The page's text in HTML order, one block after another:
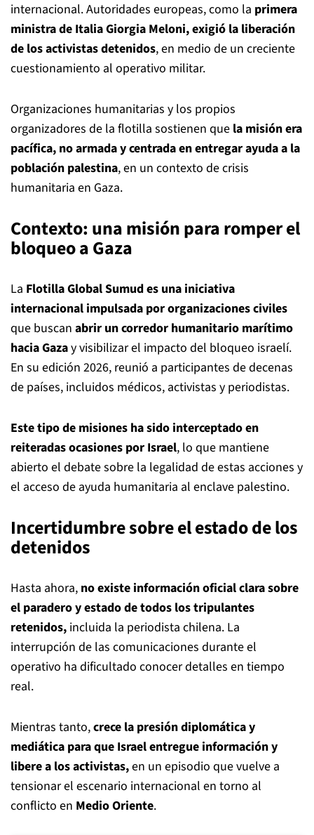
internacional. Autoridades europeas, como la primera
ministra de Italia Giorgia Meloni, exigió la liberación
de los activistas detenidos, en medio de un creciente
cuestionamiento al operativo militar.
Organizaciones humanitarias y los propios
organizadores de la flotilla sostienen que la misión era
pacífica, no armada y centrada en entregar ayuda a la
población palestina, en un contexto de crisis
humanitaria en Gaza.
Contexto: una misión para romper el
bloqueo a Gaza
La Flotilla Global Sumud es una iniciativa
internacional impulsada por organizaciones civiles
que buscan abrir un corredor humanitario marítimo
hacia Gazay visibilizar el impacto del bloqueo israelí.
En su edición 2026, reunió a participantes de decenas
de países, incluidos médicos, activistas y periodistas.
Este tipo de misiones ha sido interceptado en
reiteradas ocasiones por Israel, lo que mantiene
abierto el debate sobre la legalidad de estas acciones y
el acceso de ayuda humanitaria al enclave palestino.
Incertidumbre sobre el estado de los
detenidos
Hasta ahora, no existe información oficial clara sobre
el paradero y estado de todos los tripulantes
retenidos, incluida la periodista chilena. La
interrupción de las comunicaciones durante el
operativo ha dificultado conocer detalles en tiempo
real.
Mientras tanto,crece la presión diplomática y
mediática para que Israel entregue información y
libere a los activistas,en un episodio que vuelve a
tensionar el escenario internacional en torno al
conflicto en Medio Oriente.